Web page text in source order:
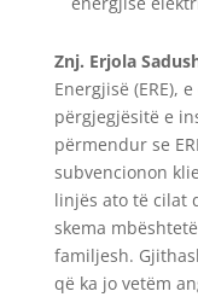
Znj. Erjola
Energjisë (ERE),
përgjegjësitë e
përmendur se
subvencionon
linjës ato të cilat
skema
familjesh.
që ka jo vetëm